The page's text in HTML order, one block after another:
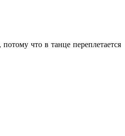
что в танце переплетается